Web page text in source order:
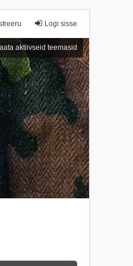
Logi sisse
aktiivseid teemasid